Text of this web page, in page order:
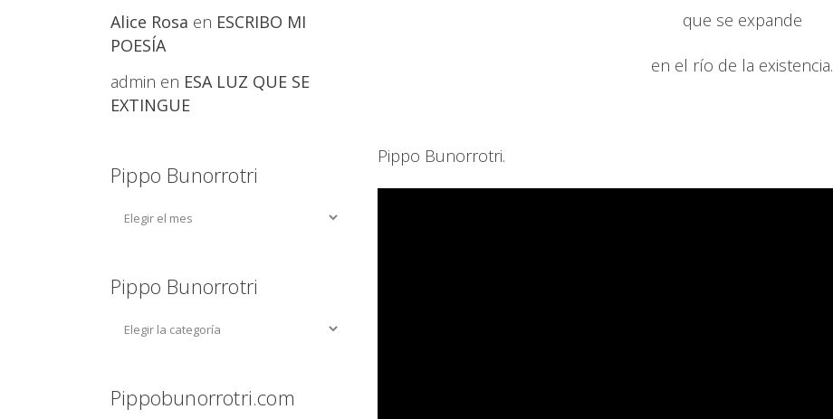
Alice Rosa en ESCRIBO MI
POESÍA
admin en ESA LUZ QUE SE
EXTINGUE
Pippo Bunorrotri
Pippo Bunorrotri
Pippobunorrotri.com
que se expande
en el río de la existencia.
Pippo Bunorrotri.